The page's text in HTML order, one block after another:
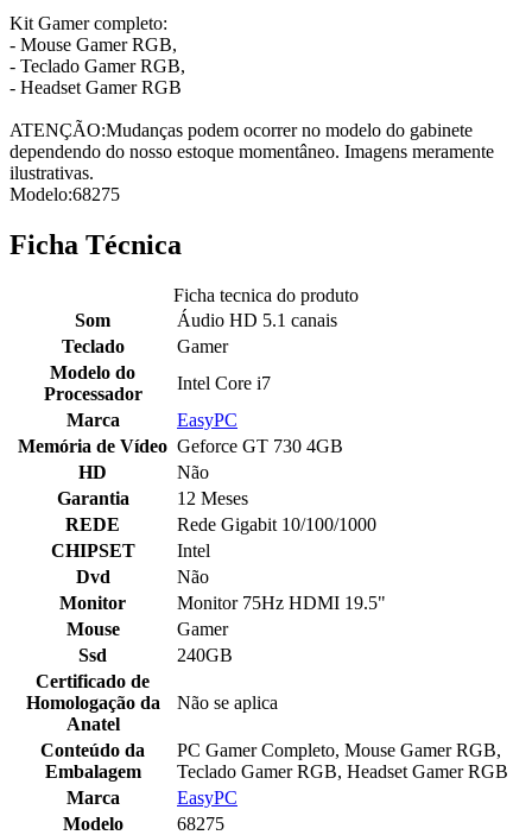
Kit Gamer completo:
- Mouse Gamer RGB,
- Teclado Gamer RGB,
- Headset Gamer RGB
ATENÇÃO:Mudanças podem ocorrer no modelo do gabinete
dependendo do nosso estoque momentâneo. Imagens meramente
ilustrativas.
Modelo:68275
Ficha Técnica
Ficha tecnica do produto
Som
Áudio HD 5.1 canais
Teclado
Gamer
Modelo do
Processador
Intel Core i7
Marca
EasyPC
Memória de Vídeo Geforce GT 730 4GB
HD
Não
Garantia
12 Meses
REDE
Rede Gigabit 10/100/1000
CHIPSET
Intel
Dvd
Não
Monitor
Monitor 75Hz HDMI 19.5"
Mouse
Gamer
Ssd
240GB
Certificado de
Homologação da
Anatel
Não se aplica
Conteúdo da
Embalagem
PC Gamer Completo, Mouse Gamer RGB,
Teclado Gamer RGB, Headset Gamer RGB
Marca
EasyPC
Modelo
68275